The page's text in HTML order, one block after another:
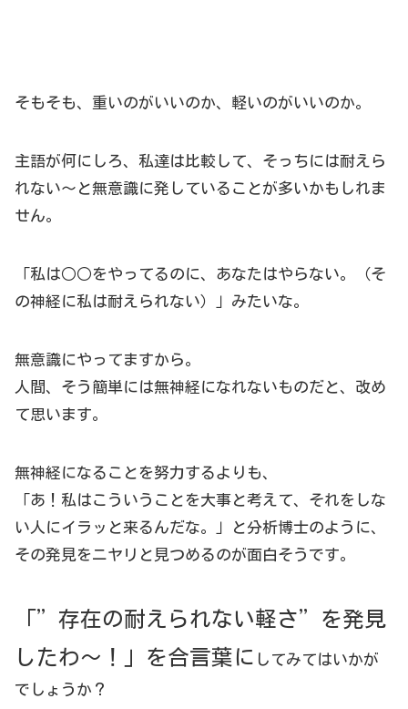
そもそも、重いのがいいのか、軽いのがいいのか。
主語が何にしろ、私達は比較して、そっちには耐えら
れない～と無意識に発していることが多いかもしれま
せん。
「私は○○をやってるのに、あなたはやらない。（そ
の神経に私は耐えられない）」みたいな。
無意識にやってますから。
人間、そう簡単には無神経になれないものだと、改め
て思います。
無神経になることを努力するよりも、
「あ！私はこういうことを大事と考えて、それをしな
い人にイラッと来るんだな。」と分析博士のように、
その発見をニヤリと見つめるのが面白そうです。
「”存在の耐えられない軽さ”を発見
したわ～！」を合言葉に してみてはいかが
でしょうか？